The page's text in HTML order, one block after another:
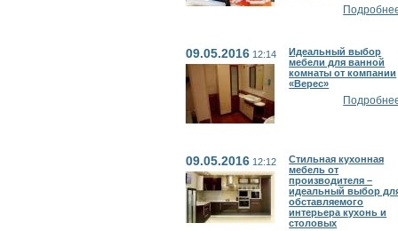
09.05.2016 12:14
Идеальный выбор
мебели для ванной
комнаты от компании
«Верес»
09.05.2016 12:12
Стильная кухонная
мебель от
производителя –
идеальный выбор
обставляемого
интерьера кухонь и
столовых